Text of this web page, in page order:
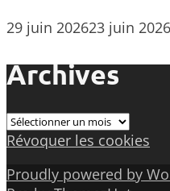
29 juin 202623 juin 2026
Archives
Archives
Révoquer les cookies
Proudly powered by